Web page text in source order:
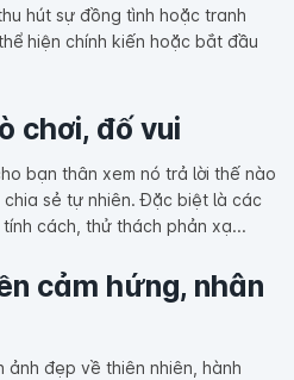
hút sự đồng tình hoặc tranh
hiện chính kiến hoặc bắt đầu
chơi, đố vui
bạn thân xem nó trả lời thế nào
sẻ tự nhiên. Đặc biệt là các
cách, thử thách phản xạ...
cảm hứng, nhân
ảnh đẹp về thiên nhiên, hành